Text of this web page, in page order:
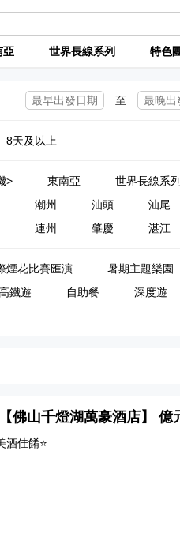
亞 世界長線系列 特色
至
8天及以上
> 東南亞 世界長線系列
潮州 汕頭 汕尾
連州 肇慶 湛江
煙花比賽匯演 暑期主題樂園
鐵遊 自助餐 深度遊
佛山千燈湖萬豪酒店】
酒佳餚⭐